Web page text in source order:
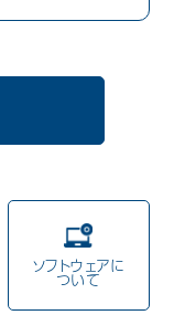
ソフトウェアに
ついて